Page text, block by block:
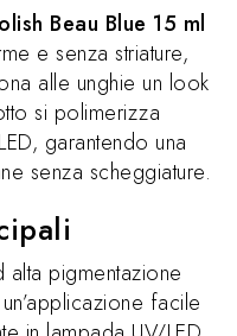
Beau Blue 15 ml
e senza striature,
alle unghie un look
si polimerizza
garantendo una
senza scheggiature.
pigmentazione
facile